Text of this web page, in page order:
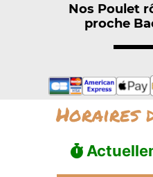
Nos Poulet
proche
Horaires